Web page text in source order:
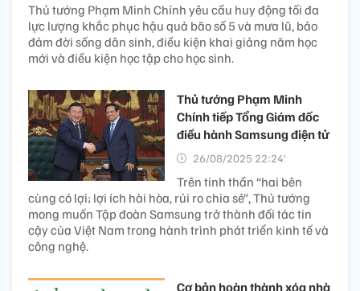
Thủ tướng Phạm Minh Chính yêu cầu huy động tối đa
lực lượng khắc phục hậu quả bão số 5 và mưa lũ, bảo
đảm đời sống dân sinh, điều kiện khai giảng năm học
mới và điều kiện học tập cho học sinh.
Thủ tướng Phạm Minh
Chính tiếp Tổng Giám đốc
điều hành Samsung điện tử
26/08/2025 22:24’
Trên tinh thần “hai bên
cùng có lợi; lợi ích hài hòa, rủi ro chia sẻ”, Thủ tướng
mong muốn Tập đoàn Samsung trở thành đối tác tin
cậy của Việt Nam trong hành trình phát triển kinh tế và
công nghệ.
Cơ bản hoàn thành xóa nhà